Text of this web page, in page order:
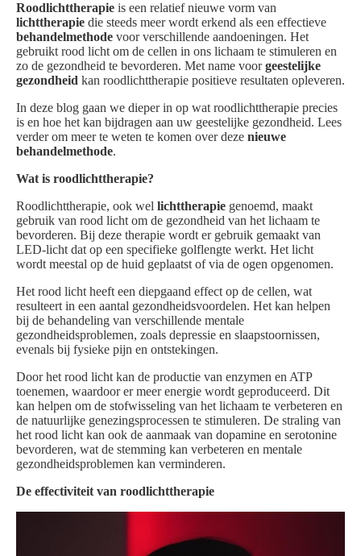
Roodlichttherapie is een relatief nieuwe vorm van
lichttherapie die steeds meer wordt erkend als een effectieve
behandelmethode voor verschillende aandoeningen. Het
gebruikt rood licht om de cellen in ons lichaam te stimuleren en
zo de gezondheid te bevorderen. Met name voorgeestelijke
gezondheid kan roodlichttherapie positieve resultaten opleveren.
In deze blog gaan we dieper in op wat roodlichttherapie precies
is en hoe het kan bijdragen aan uw geestelijke gezondheid. Lees
verder om meer te weten te komen over deze nieuwe
behandelmethode.
Wat is roodlichttherapie?
Roodlichttherapie, ook wel lichttherapie genoemd, maakt
gebruik van rood licht om de gezondheid van het lichaam te
bevorderen. Bij deze therapie wordt er gebruik gemaakt van
LED-licht dat op een specifieke golflengte werkt. Het licht
wordt meestal op de huid geplaatst of via de ogen opgenomen.
Het rood licht heeft een diepgaand effect op de cellen, wat
resulteert in een aantal gezondheidsvoordelen. Het kan helpen
bij de behandeling van verschillende mentale
gezondheidsproblemen, zoals depressie en slaapstoornissen,
evenals bij fysieke pijn en ontstekingen.
Door het rood licht kan de productie van enzymen en ATP
toenemen, waardoor er meer energie wordt geproduceerd. Dit
kan helpen om de stofwisseling van het lichaam te verbeteren en
de natuurlijke genezingsprocessen te stimuleren. De straling van
het rood licht kan ook de aanmaak van dopamine en serotonine
bevorderen, wat de stemming kan verbeteren en mentale
gezondheidsproblemen kan verminderen.
De effectiviteit van roodlichttherapie